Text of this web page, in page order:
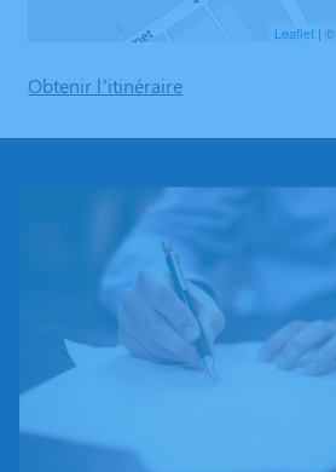
Leaflet| ©
Obtenir l’itinéraire